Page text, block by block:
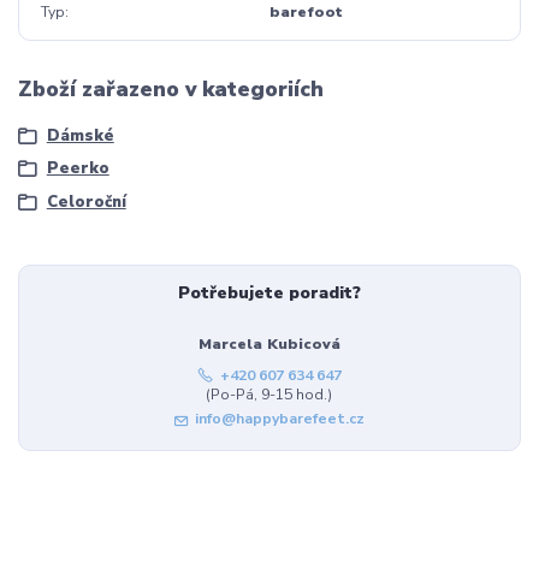
Typ barefoot
Zboží zařazeno v kategoriích
Dámské
Peerko
Celoroční
Potřebujete poradit?
Marcela Kubicová
+420 607 634 647
(Po-Pá, 9-15 hod.)
info@happybarefeet.cz